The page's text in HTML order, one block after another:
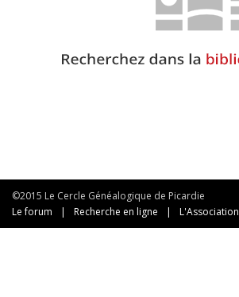
©2015 Le Cercle Généalogique de Picardie
Le forum
| Recherche en ligne | L'Association